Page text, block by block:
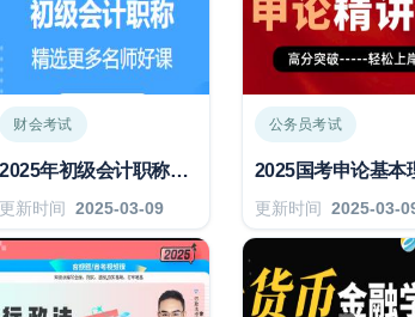
财会考试
2025年初级会计职称全套课程视频
更新时间 2025-03-09
公务员考试
更新时间 2025-03-